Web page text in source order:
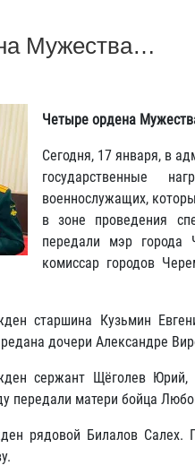
Мужества…
Четыре ордена
Сегодня, 17 января, в
государственные
военнослужащих,
в зоне проведения
передали мэр
комиссар городов
старшина Кузьмин
дочери Александре
сержант Щёголев Юрий,
передали матери бойца
рядовой Билалов